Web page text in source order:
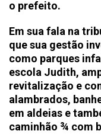
o prefeito.
Em sua fala na
que sua gestão
como parques
escola Judith,
revitalização e
alambrados,
em aldeias e
caminhão ¾ com